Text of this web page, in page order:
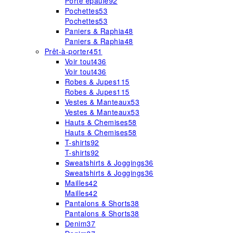
Pochettes53
Pochettes53
Paniers & Raphia48
Paniers & Raphia48
Prêt-à-porter451
Voir tout436
Voir tout436
Robes & Jupes115
Robes & Jupes115
Vestes & Manteaux53
Vestes & Manteaux53
Hauts & Chemises58
Hauts & Chemises58
T-shirts92
T-shirts92
Sweatshirts & Joggings36
Sweatshirts & Joggings36
Mailles42
Mailles42
Pantalons & Shorts38
Pantalons & Shorts38
Denim37